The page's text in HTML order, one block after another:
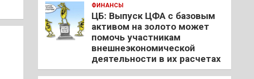
ФИНАНСЫ
ЦБ: Выпуск ЦФА с базовым
активом на золото может
помочь участникам
внешнеэкономической
деятельности в их расчетах